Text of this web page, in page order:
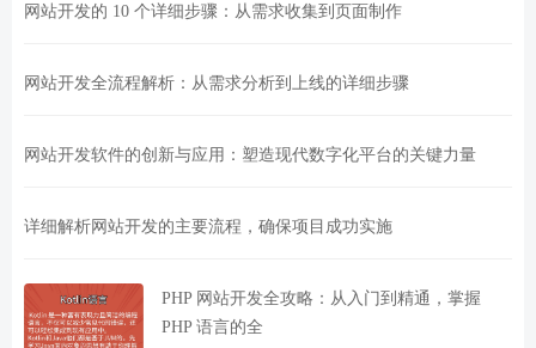
网站开发的 10 个详细步骤：从需求收集到页面制作
网站开发全流程解析：从需求分析到上线的详细步骤
网站开发软件的创新与应用：塑造现代数字化平台的关键力量
详细解析网站开发的主要流程，确保项目成功实施
PHP 网站开发全攻略：从入门到精通，掌握
PHP 语言的全